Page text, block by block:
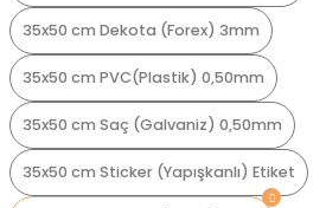
35x50 cm Dekota (Forex) 3mm
35x50 cm PVC(Plastik) 0,50mm
35x50 cm Saç (Galvaniz) 0,50mm
35x50 cm Sticker (Yapışkanlı) Etiket